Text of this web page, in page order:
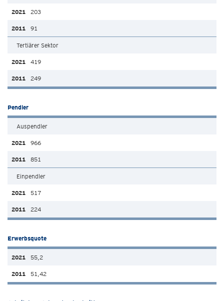
203
91
Tertiärer Sektor
419
249
Pendler
Auspendler
966
851
Einpendler
517
224
Erwerbsquote
55,2
51,42